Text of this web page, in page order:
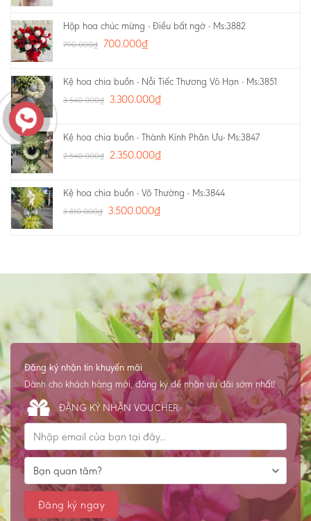
Hộp hoa chúc mừng - Điều bất ngờ - Ms:3882
790.000₫ 700.000₫
Kệ hoa chia buồn - Nỗi Tiếc Thương Vô Hạn - Ms:3851
3.540.000₫ 3.300.000₫
Kệ hoa chia buồn - Thành Kính Phân Ưu- Ms:3847
2.540.000₫ 2.350.000₫
Kệ hoa chia buồn - Vô Thường - Ms:3844
3.810.000₫ 3.500.000₫
Đăng ký nhận tin khuyến mãi
Dành cho khách hàng mới, đăng ký để nhận ưu đãi sớm nhất!
ĐĂNG KÝ NHẬN VOUCHER